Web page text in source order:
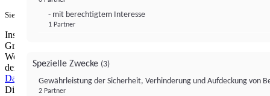
Sie haben ein PUR-Abo?Hier anmelden.
Institutional Money mit Werbung: Wir nutzen aus wirtschaftlichen
Gründen die Möglichkeit, unsere Webseite Dritten als digitalen
Werbeplatz zur Verfügung zu stellen. Über Verarbeitungen, die in
der Verantwortung von uns liegen, können Sie sich in unserer
Datenschutzerklärungnäher informieren.Zur Bereitstellung unserer
Dienste nutzen wir Technologien von
- mit berechtigtem Interesse
1 Partner
Spezielle Zwecke (3)
Gewährleistung der Sicherheit, Verhinderung und Aufdeckung von
2 Partner